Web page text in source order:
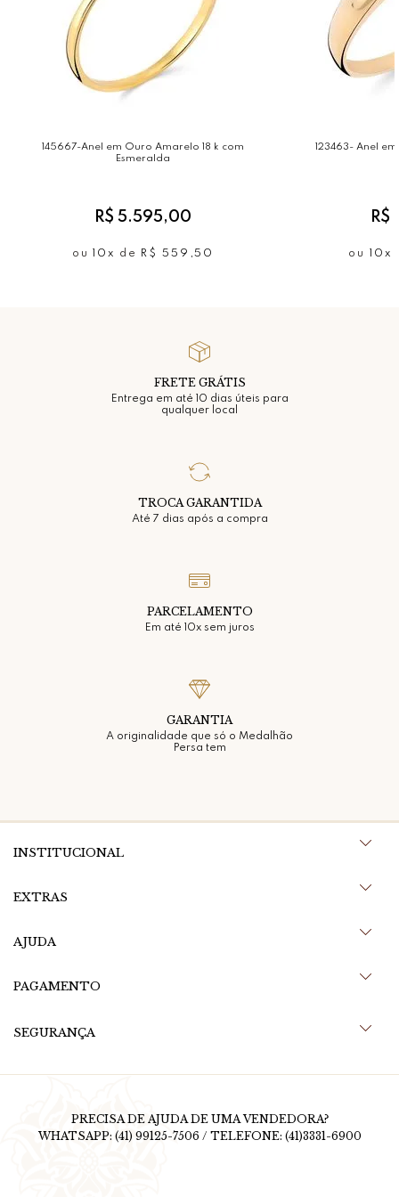
Acabamento: Polido
* Gemas naturais podem apresentar variações de cores,
brilhos e texturas.
145667-Anel em Ouro Amarelo 18 k com
Esmeralda
R$ 5.595,00
ou 10x de R$ 559,50
123463- Anel
ou 10x
FRETE GRÁTIS
Entrega em até 10 dias úteis para
qualquer local
TROCA GARANTIDA
Até 7 dias após a compra
PARCELAMENTO
Em até 10x sem juros
GARANTIA
A originalidade que só o Medalhão
Persa tem
INSTITUCIONAL
EXTRAS
AJUDA
PAGAMENTO
SEGURANÇA
PRECISA DE AJUDA DE UMA VENDEDORA?
WHATSAPP: (41) 99125-7506 / TELEFONE: (41)3331-6900